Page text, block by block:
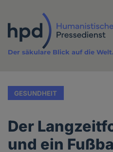
Inhalt
Der säkulare Blick auf die Welt.
GESUNDHEIT
Der
und ein